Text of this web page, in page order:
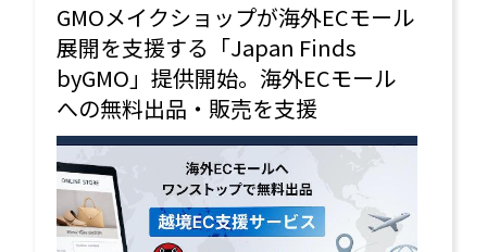
GMOメイクショップが海外ECモール
展開を支援する「Japan Finds
byGMO」提供開始。海外ECモール
への無料出品・販売を支援